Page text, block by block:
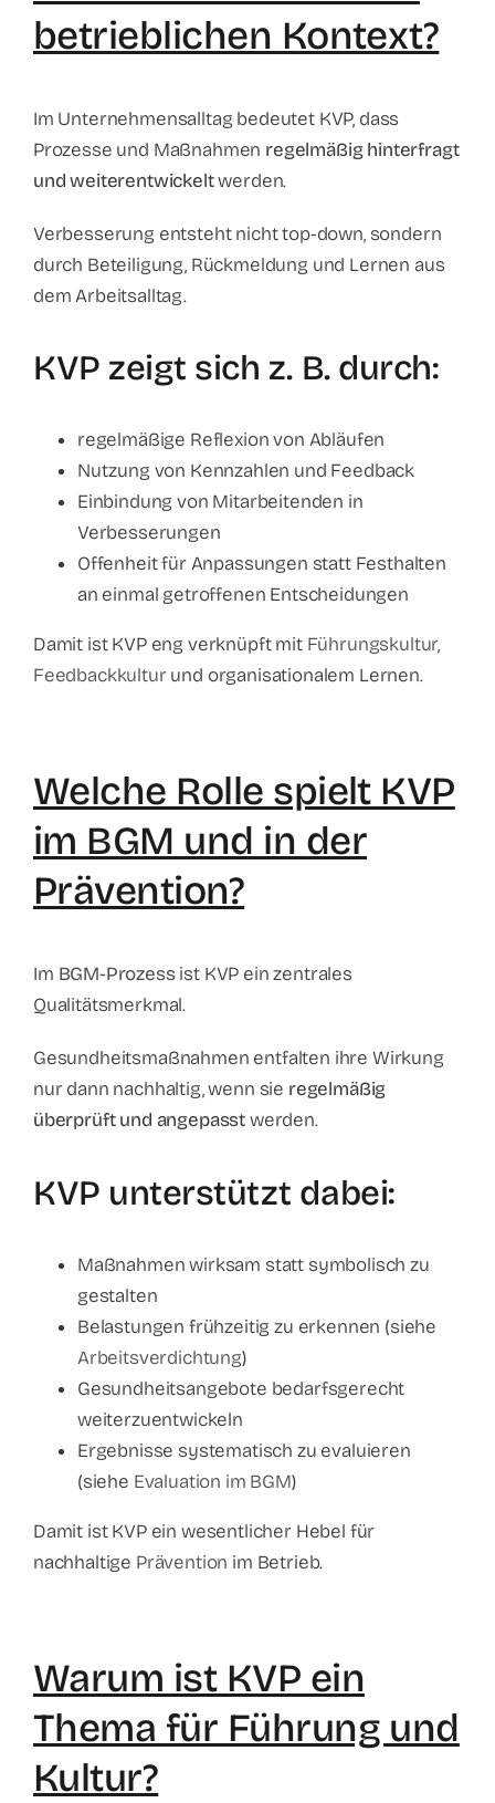
betrieblichen Kontext?
Im Unternehmensalltag bedeutet KVP, dass
Prozesse und Maßnahmen regelmäßig hinterfragt
und weiterentwickeltwerden.
Verbesserung entsteht nicht top-down, sondern
durch Beteiligung, Rückmeldung und Lernen aus
dem Arbeitsalltag.
KVP zeigt sich z. B. durch:
regelmäßige Reflexion von Abläufen
Nutzung von Kennzahlen und Feedback
Einbindung von Mitarbeitenden in
Verbesserungen
Offenheit für Anpassungen statt Festhalten
an einmal getroffenen Entscheidungen
Damit ist KVP eng verknüpft mit Führungskultur,
Feedbackkulturund organisationalem Lernen.
Welche Rolle spielt KVP
im BGM und in der
Prävention?
Im BGM-Prozessist KVP ein zentrales
Qualitätsmerkmal.
Gesundheitsmaßnahmen entfalten ihre Wirkung
nur dann nachhaltig, wenn sie regelmäßig
überprüft und angepasstwerden.
KVP unterstützt dabei:
Maßnahmen wirksam statt symbolisch zu
gestalten
Belastungen frühzeitig zu erkennen (siehe
Arbeitsverdichtung)
Gesundheitsangebote bedarfsgerecht
weiterzuentwickeln
Ergebnisse systematisch zu evaluieren
(siehe Evaluation im BGM)
Damit ist KVP ein wesentlicher Hebel für
nachhaltige Prävention im Betrieb.
Warum ist KVP ein
Thema für Führung und
Kultur?